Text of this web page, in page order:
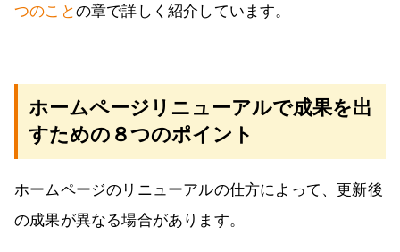
つのことの章で詳しく紹介しています。
ホームページリニューアルで成果を出
すための８つのポイント
ホームページのリニューアルの仕方によって、更新後
の成果が異なる場合があります。